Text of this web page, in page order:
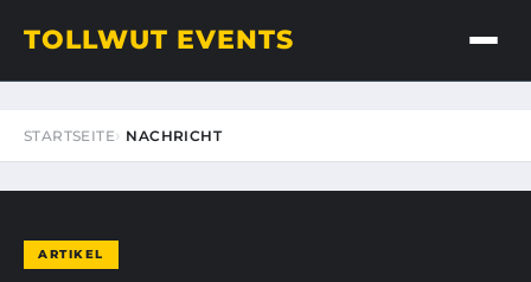
TOLLWUT EVENTS
STARTSEITE NACHRICHT
ARTIKEL